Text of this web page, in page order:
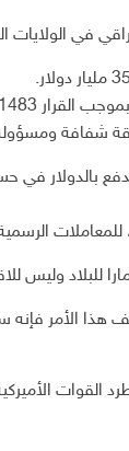
في الولايات
شفافة
بالدولار في
الرسمية
للبلاد وليس
هذا الأمر فإنه
طرد القوات